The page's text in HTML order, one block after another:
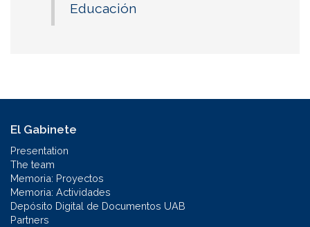
Educación
El Gabinete
Presentation
The team
Memoria: Proyectos
Memoria: Actividades
Depósito Digital de Documentos UAB
Partners